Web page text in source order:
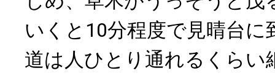
いくと10分程度で見晴台に
道は人ひとり通れるくらい